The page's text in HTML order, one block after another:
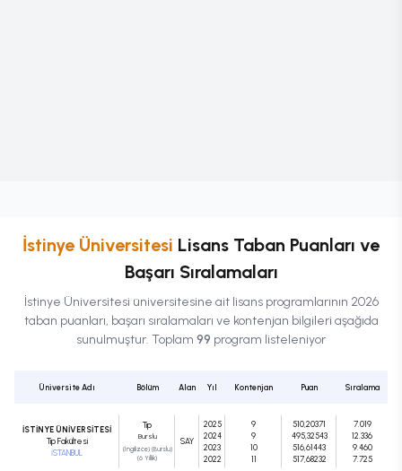
İstinye Üniversitesi Lisans Taban Puanları ve
Başarı Sıralamaları
İstinye Üniversitesi üniversitesine ait lisansprogramlarının 2026
taban puanları, başarı sıralamaları ve kontenjan bilgileri aşağıda
sunulmuştur. Toplam 99 program listeleniyor
Üniversite Adı Bölüm Alan Yıl Kontenjan Puan Sıralama
İSTİNYE ÜNİVERSİTESİ
Tıp Fakültesi
İSTANBUL
Tıp
Burslu
(İngilizce) (Burslu)
(6 Yıllık)
SAY
2025
2024
2023
2022
9
9
10
11
510,20371
495,32543
516,61443
517,68232
7.019
12.336
9.460
7.725